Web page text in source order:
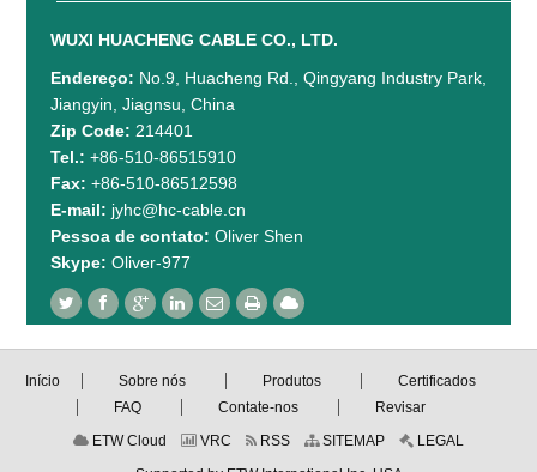
WUXI HUACHENG CABLE CO., LTD.
Endereço: No.9, Huacheng Rd., Qingyang Industry Park,
Jiangyin, Jiagnsu, China
Zip Code: 214401
Tel.: +86-510-86515910
Fax:+86-510-86512598
E-mail: jyhc@hc-cable.cn
Pessoa de contato: Oliver Shen
Skype: Oliver-977
Início Sobre nós Produtos
Certificados
FAQ
Contate-nos
Revisar
ETW Cloud
VRC RSS SITEMAP
LEGAL